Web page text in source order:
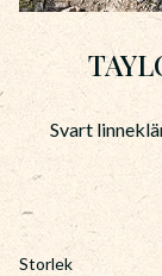
Svart
Storlek